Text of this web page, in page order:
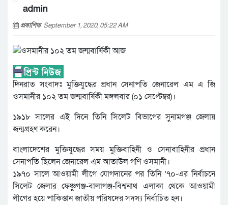
admin
প্রকাশিত September 1, 2020, 05:22 AM
দিনরাত সংবাদঃ মুক্তিযুদ্ধের প্রধান সেনাপতি জেনারেল এম এ জি
ওসমানীর ১০২ তম জন্মবার্ষিকী মঙ্গলবার (০১ সেপ্টেম্বর)।
১৯১৮ সালের এই দিনে তিনি সিলেট বিভাগের সুনামগঞ্জ জেলায়
জন্মগ্রহণ করেন।
বাংলাদেশের মুক্তিযুদ্ধের সময় মুক্তিবাহিনী ও সেনাবাহিনীর প্রধান
সেনাপতি ছিলেন জেনারেল এম আতাউল গণি ওসমানী।
১৯৭০ সালে আওয়ামী লীগে যোগদানের পর তিনি ’৭০-এর নির্বাচনে
সিলেট জেলার ফেঞ্চুগঞ্জ-বালাগঞ্জ-বিশ্বনাথ এলাকা থেকে আওয়ামী
লীগের হয়ে পাকিস্তান জাতীয় পরিষদের সদস্য নির্বাচিত হন।